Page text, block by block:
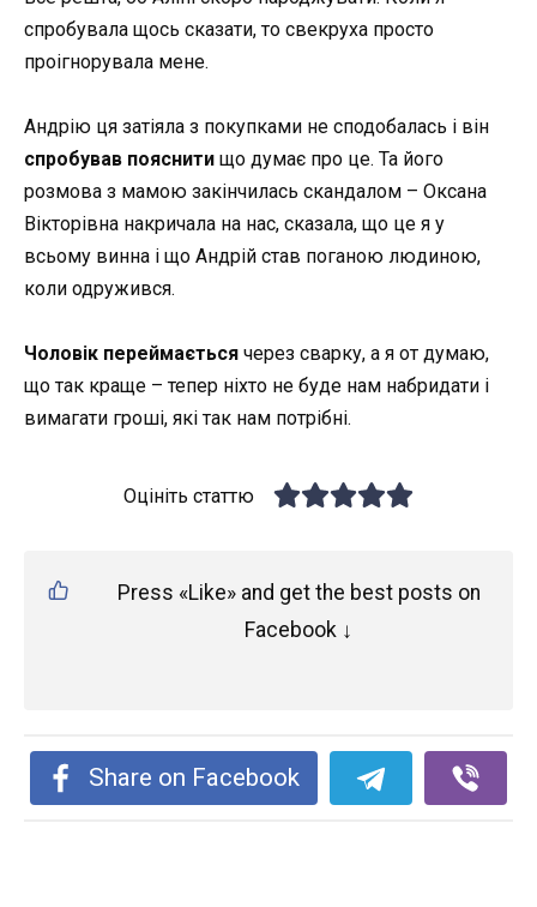
спробувала щось сказати, то свекруха просто
проігнорувала мене.
Андрію ця затіяла з покупками не сподобалась і він
спробував пояснити що думає про це. Та його
розмова з мамою закінчилась скандалом – Оксана
Вікторівна накричала на нас, сказала, що це я у
всьому винна і що Андрій став поганою людиною,
коли одружився.
Чоловік переймається через сварку, а я от думаю,
що так краще – тепер ніхто не буде нам набридати і
вимагати гроші, які так нам потрібні.
Оцініть статтю
Press «Like» and get the best posts on
Facebook ↓
Share on Facebook